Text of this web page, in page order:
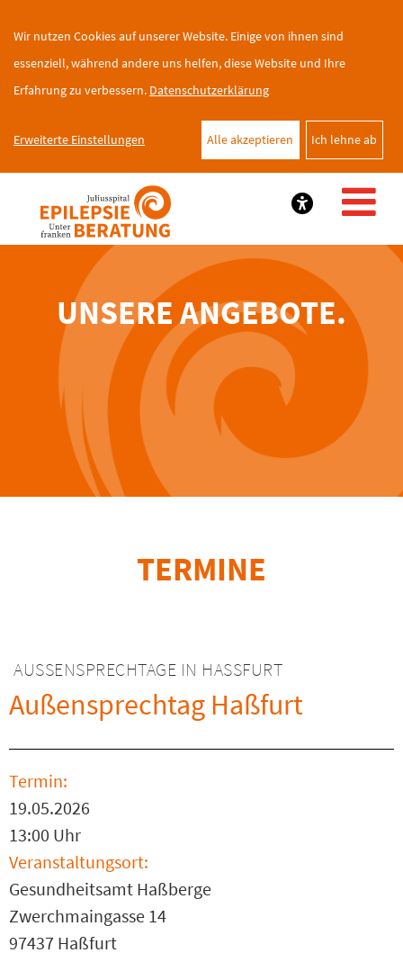
Wir nutzen Cookies auf unserer Website. Einige von ihnen sind
essenziell, während andere uns helfen, diese Website und Ihre
Erfahrung zu verbessern. Datenschutzerklärung
Erweiterte Einstellungen Ich lehne ab
Alle akzeptieren
UNSERE ANGEBOTE.
TERMINE
AUSSENSPRECHTAGE IN HASSFURT
Außensprechtag Haßfurt
Termin:
19.05.2026
13:00 Uhr
Veranstaltungsort:
Gesundheitsamt Haßberge
Zwerchmaingasse 14
97437 Haßfurt